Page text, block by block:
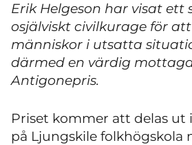
Erik Helgeson har visat ett
osjälviskt civilkurage för
människor i utsatta
därmed en värdig
Antigonepris.
Priset kommer att delas ut
på Ljungskile folkhögskola